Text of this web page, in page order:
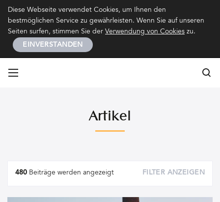
Diese Webseite verwendet Cookies, um Ihnen den
bestmöglichen Service zu gewährleisten. Wenn Sie auf unseren
Seiten surfen, stimmen Sie der Verwendung von Cookies zu.
EINVERSTANDEN
Artikel
Artikel
480 Beiträge werden angezeigt FILTER ANZEIGEN